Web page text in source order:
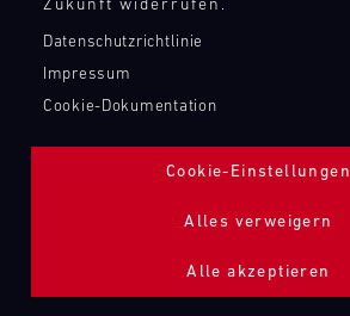
Zukunft widerrufen.
Datenschutzrichtlinie
Impressum
Cookie-Dokumentation
Cookie-Einstellungen
Alles verweigern
Alle akzeptieren